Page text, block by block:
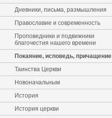
Дневники, письма, размышления
Православие и современность
Проповедники и подвижники
благочестия нашего времени
Покаяние, исповедь, причащение
Таинства Церкви
Новоначальным
История
История церкви